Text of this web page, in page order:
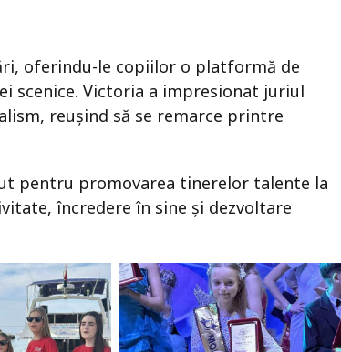
oferindu-le copiilor o platformă de
scenice. Victoria a impresionat juriul
reușind să se remarce printre
pentru promovarea tinerelor talente la
încredere în sine și dezvoltare